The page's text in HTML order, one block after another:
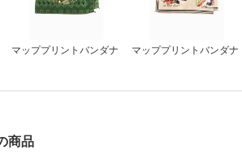
マッププリントバンダナ マッププリントバンダナ
商品